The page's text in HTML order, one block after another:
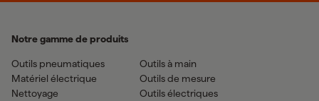
Notre gamme de produits
Outils pneumatiques
Matériel électrique
Nettoyage
Outils à main
Outils de mesure
Outils électriques